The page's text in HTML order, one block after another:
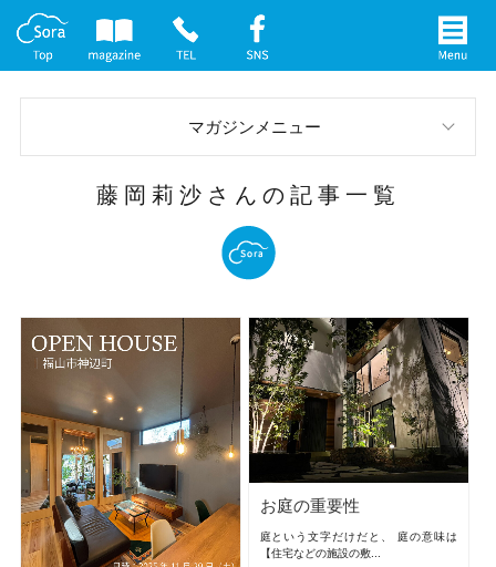
マガジンメニュー
スタッフブログ
お庭の実例
メディア情報
社長インタビュー
藤岡莉沙さんの記事一覧
お庭の重要性
庭という文字だけだと、 庭の意味は
【住宅などの施設の敷...